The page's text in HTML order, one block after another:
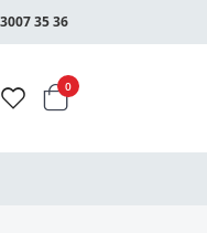
35 36
Warenkorb
0Artikel